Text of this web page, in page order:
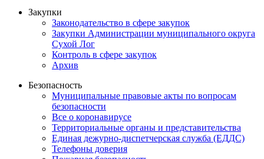
Закупки
Законодательство в сфере закупок
Закупки Администрации муниципального округа
Сухой Лог
Контроль в сфере закупок
Архив
Безопасность
Муниципальные правовые акты по вопросам
безопасности
Все о коронавирусе
Территориальные органы и представительства
Единая дежурно-диспетчерская служба (ЕДДС)
Телефоны доверия